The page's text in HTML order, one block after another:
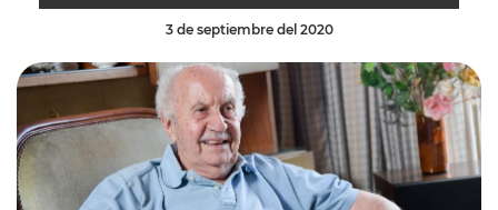
3 de septiembre del 2020